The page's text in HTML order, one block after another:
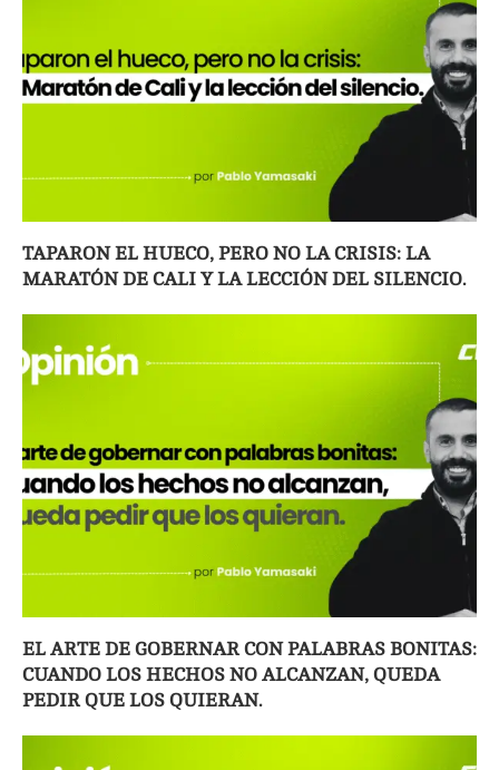
TAPARON EL HUECO, PERO NO LA CRISIS: LA
MARATÓN DE CALI Y LA LECCIÓN DEL SILENCIO.
EL ARTE DE GOBERNAR CON PALABRAS BONITAS:
CUANDO LOS HECHOS NO ALCANZAN, QUEDA
PEDIR QUE LOS QUIERAN.